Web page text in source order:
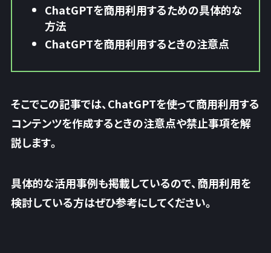
ChatGPTを商用利用するための具体的な
方法
ChatGPTを商用利用するときの注意点
そこでこの記事では、ChatGPTを使って商用利用する
コンテンツを作成するときの注意点や禁止事項を解
説します。
具体的な活用事例も掲載しているので、商用利用を
検討している方はぜひ参考にしてください。